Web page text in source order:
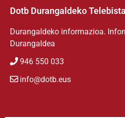
Dotb Durangaldeko Telebista
Durangaldeko informazioa.
Durangaldea
946 550 033
info@dotb.eus